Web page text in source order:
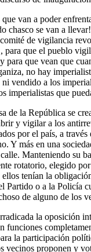
van a poder
chasco se van a
de vigilancia
para que el pueblo
para que vean que
no hay
vendido a los
imperialistas que
de la República se
y vigilar a los
por el país, a través
Y más en una
Manteniendo su
rotatorio, elegido
tenían la
Partido o a la Policía
de alguno de los
la oposición
funciones
la participación
vecinos proponen y